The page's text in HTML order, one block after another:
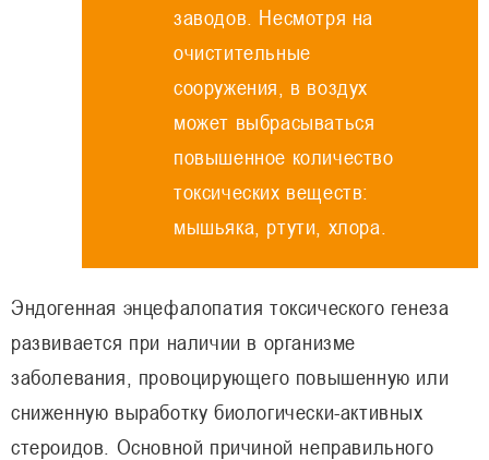
заводов. Несмотря на
очистительные
сооружения, в воздух
может выбрасываться
повышенное количество
токсических веществ:
мышьяка, ртути, хлора.
Эндогенная энцефалопатия токсического генеза
развивается при наличии в организме
заболевания, провоцирующего повышенную или
сниженную выработку биологически-активных
стероидов. Основной причиной неправильного